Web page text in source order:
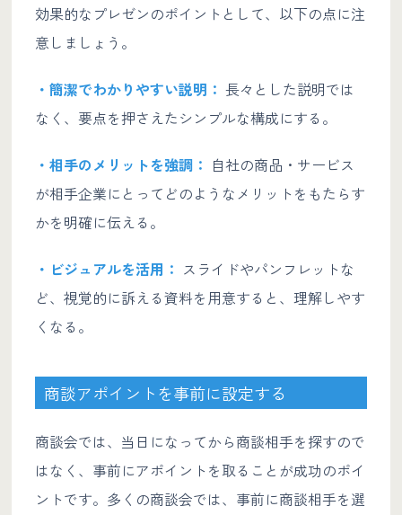
効果的なプレゼンのポイントとして、以下の点に注
意しましょう。
・簡潔でわかりやすい説明： 長々とした説明では
なく、要点を押さえたシンプルな構成にする。
・相手のメリットを強調： 自社の商品・サービス
が相手企業にとってどのようなメリットをもたらす
かを明確に伝える。
・ビジュアルを活用： スライドやパンフレットな
ど、視覚的に訴える資料を用意すると、理解しやす
くなる。
商談アポイントを事前に設定する
商談会では、当日になってから商談相手を探すので
はなく、事前にアポイントを取ることが成功のポイ
ントです。多くの商談会では、事前に商談相手を選